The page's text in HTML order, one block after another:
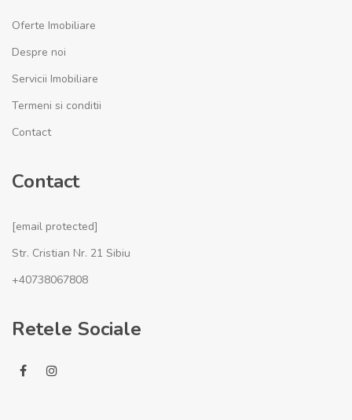
Oferte Imobiliare
Despre noi
Servicii Imobiliare
Termeni si conditii
Contact
Contact
[email protected]
Str. Cristian Nr. 21 Sibiu
+40738067808
Retele Sociale